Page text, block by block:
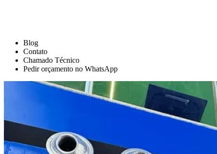
Blog
Contato
Chamado Técnico
Pedir orçamento no WhatsApp